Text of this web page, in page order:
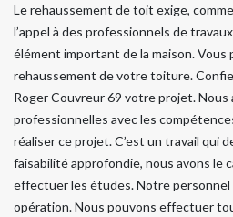
Le rehaussement de toit exige,
l’appel à des professionnels de
élément important de la maison. Vous
rehaussement de votre toiture.
Roger Couvreur 69 votre projet. Nous
professionnelles avec les
réaliser ce projet. C’est un travail qui
faisabilité approfondie, nous avons le
effectuer les études. Notre
opération. Nous pouvons effectuer